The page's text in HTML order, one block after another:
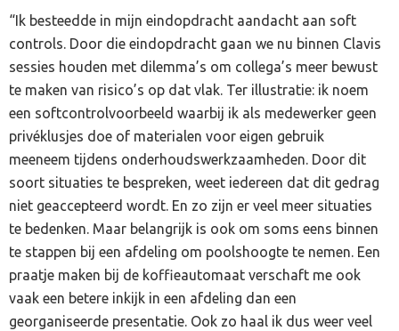
“Ik besteedde in mijn eindopdracht aandacht aan soft
controls. Door die eindopdracht gaan we nu binnen Clavis
sessies houden met dilemma’s om collega’s meer bewust
te maken van risico’s op dat vlak. Ter illustratie: ik noem
een softcontrolvoorbeeld waarbij ik als medewerker geen
privéklusjes doe of materialen voor eigen gebruik
meeneem tijdens onderhoudswerkzaamheden. Door dit
soort situaties te bespreken, weet iedereen dat dit gedrag
niet geaccepteerd wordt. En zo zijn er veel meer situaties
te bedenken. Maar belangrijk is ook om soms eens binnen
te stappen bij een afdeling om poolshoogte te nemen. Een
praatje maken bij de koffieautomaat verschaft me ook
vaak een betere inkijk in een afdeling dan een
georganiseerde presentatie. Ook zo haal ik dus weer veel